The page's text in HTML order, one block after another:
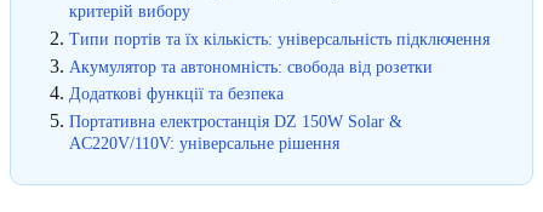
критерій вибору
Типи портів та їх кількість: універсальність підключення
Акумулятор та автономність: свобода від розетки
Додаткові функції та безпека
Портативна електростанція DZ 150W Solar &
AC220V/110V: універсальне рішення